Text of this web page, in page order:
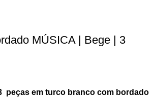
MÚSICA | Bege | 3
peças em turco branco com bordado